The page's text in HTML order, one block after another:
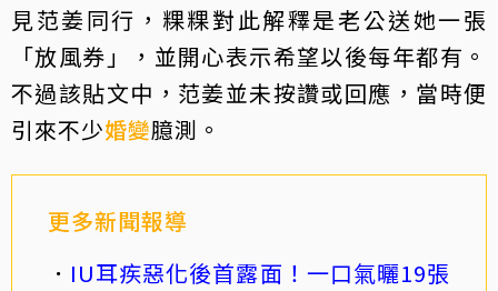
見范姜同行，粿粿對此解釋是老公送她一張
「放風券」，並開心表示希望以後每年都有。
不過該貼文中，范姜並未按讚或回應，當時便
引來不少婚變臆測。
更多新聞報導
IU耳疾惡化後首露面！一口氣曬19張